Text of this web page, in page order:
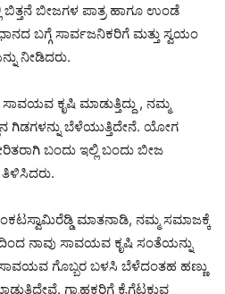
ಬೀಜಗಳ ಪಾತ್ರ ಹಾಗೂ ಉಂಡೆ
ಬಗ್ಗೆ ಸಾರ್ವಜನಿಕರಿಗೆ ಮತ್ತು ಸ್ವಯಂ
ನೀಡಿದರು.
ಕೃಷಿ ಮಾಡುತ್ತಿದ್ದು , ನಮ್ಮ
ಗಿಡಗಳನ್ನು ಬೆಳೆಯುತ್ತಿದೇನೆ. ಯೋಗ
ಬಂದು ಇಲ್ಲಿ ಬಂದು ಬೀಜ
ತಿಳಿಸಿದರು.
ಮಾತನಾಡಿ, ನಮ್ಮ ಸಮಾಜಕ್ಕೆ
ನಾವು ಸಾವಯವ ಕೃಷಿ ಸಂತೆಯನ್ನು
ಸಾವಯವ ಗೊಬ್ಬರ ಬಳಸಿ ಬೆಳೆದಂತಹ ಹಣ್ಣು
ಗ್ರಾಹಕರಿಗೆ ಕೈಗೆಟಕುವ